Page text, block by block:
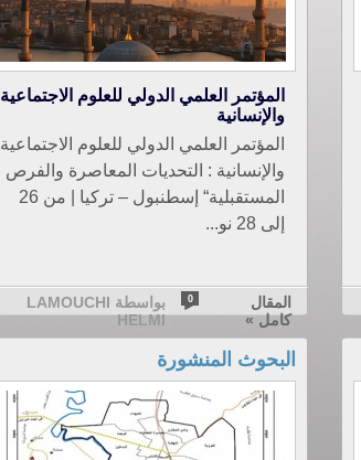
المؤتمر العلمي الدولي للعلوم الاجتماعية
والإنسانية
المؤتمر العلمي الدولي للعلوم الاجتماعية
والإنسانية : التحديات المعاصرة والفرص
المستقبلية“ إسطنبول – تركيا | من 26
إلى 28 نو...
بواسطة LAMOUCHI
HELMI
0
المقال
كامل »
البحوث المنشورة